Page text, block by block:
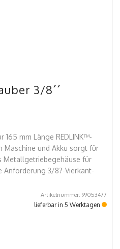
3/8´´
165 mm Länge REDLINK™-
Maschine und Akku sorgt für
Metallgetriebegehäuse für
Anforderung 3/8?-Vierkant-
Artikelnummer: 99053477
lieferbar in 5 Werktagen